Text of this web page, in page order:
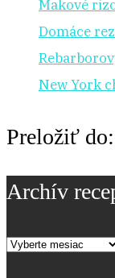
Makové
Domáce
New York
Preložiť do:
Archív
Archív